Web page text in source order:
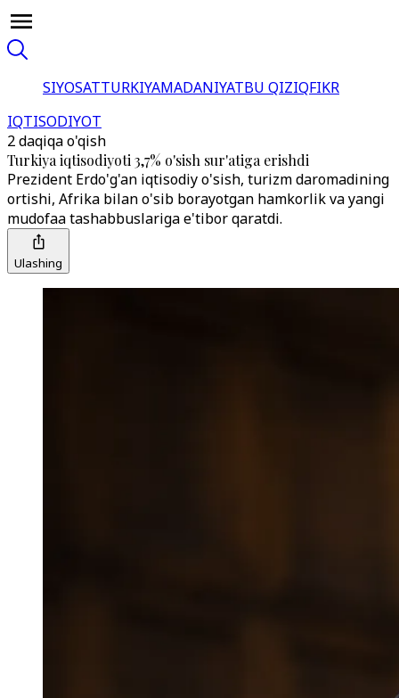
SIYOSATTURKIYAMADANIYATBU QIZIQFIKR
IQTISODIYOT
2 daqiqa o'qish
Turkiya iqtisodiyoti 3,7% o'sish sur'atiga erishdi
Prezident Erdo'g'an iqtisodiy o'sish, turizm daromadining
ortishi, Afrika bilan o'sib borayotgan hamkorlik va yangi
mudofaa tashabbuslariga e'tibor qaratdi.
Ulashing